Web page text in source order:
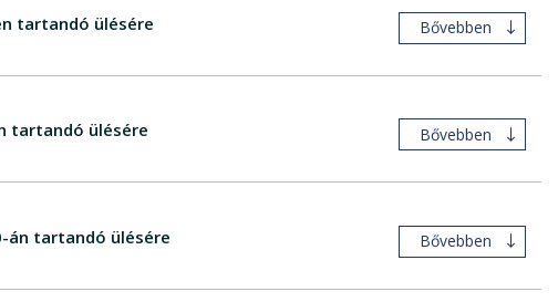
tartandó ülésére Bővebben
tartandó ülésére Bővebben
án tartandó ülésére Bővebben